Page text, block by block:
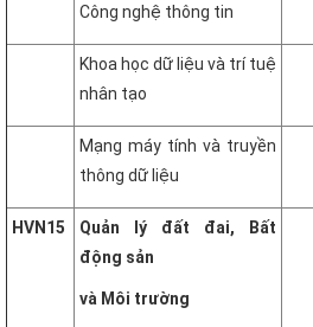
Công nghệ thông tin
Khoa học dữ liệu và trí tuệ
nhân tạo
Mạng máy tính và truyền
thông dữ liệu
HVN15
Quản lý đất đai, Bất
động sản
và Môi trường